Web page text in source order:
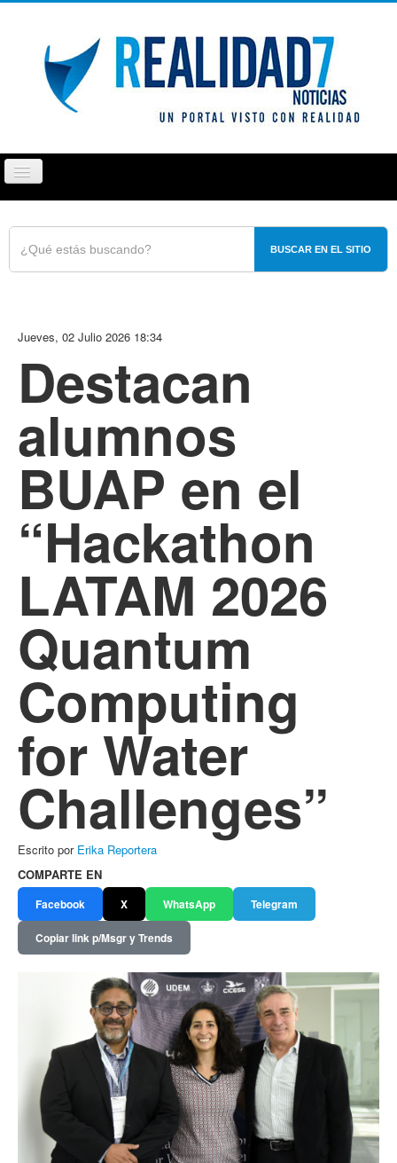
Cambiar
navegación
PUEBLA TLAXCALA OPINIÓN
BUSCAR EN EL SITIO
Jueves, 02 Julio 2026 18:34
Destacan
alumnos
BUAP en el
“Hackathon
LATAM 2026
Quantum
Computing
for Water
Challenges”
Escrito por Erika Reportera
COMPARTE EN
Facebook X WhatsApp Telegram
Copiar link p/Msgr y Trends